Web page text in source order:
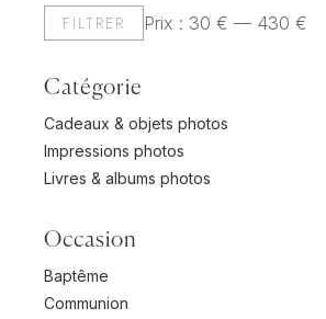
Prix
min
Prix
maxFILTRER Prix : 30 € — 430 €
Catégorie
Cadeaux & objets photos
Impressions photos
Livres & albums photos
Occasion
Baptême
Communion